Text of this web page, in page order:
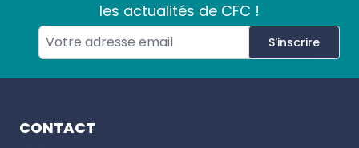
les actualités de CFC !
S'inscrire
CONTACT